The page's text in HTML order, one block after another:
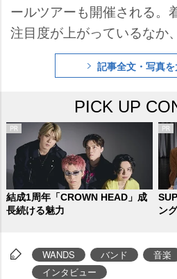
ールツアーも開催される。
注目度が上がっているなか
8枚目となるアルバム『
W』が3月26日に発売され
柴崎浩(G)と上原大史(Vo)
と第5期ver.が見事に溶け合
『TIME STEW』の制作エ
ドと、間近に控えたツアー
負を聞いた。
記事全文・写真
PICK UP
結成1周年「CROWN HEAD」成
長続ける魅力
ン
WANDS バンド 音楽
インタビュー